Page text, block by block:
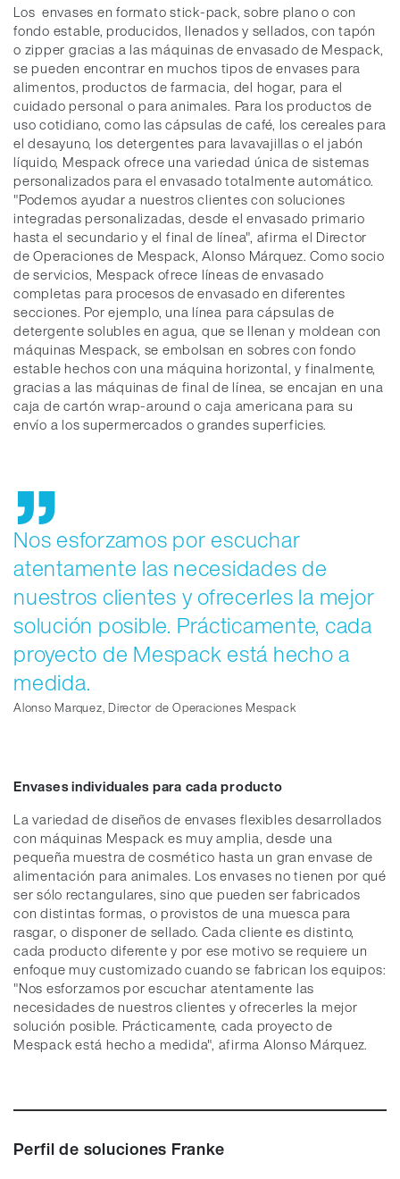
Los envases en formato stick-pack, sobre plano o con
fondo estable, producidos, llenados y sellados, con tapón
o zipper gracias a las máquinas de envasado de Mespack,
se pueden encontrar en muchos tipos de envases para
alimentos, productos de farmacia, del hogar, para el
cuidado personal o para animales. Para los productos de
uso cotidiano, como las cápsulas de café, los cereales para
el desayuno, los detergentes para lavavajillas o el jabón
líquido, Mespack ofrece una variedad única de sistemas
personalizados para el envasado totalmente automático.
"Podemos ayudar a nuestros clientes con soluciones
integradas personalizadas, desde el envasado primario
hasta el secundario y el final de línea", afirma el Director
de Operaciones de Mespack, Alonso Márquez. Como socio
de servicios, Mespack ofrece líneas de envasado
completas para procesos de envasado en diferentes
secciones. Por ejemplo, una línea para cápsulas de
detergente solubles en agua, que se llenan y moldean con
máquinas Mespack, se embolsan en sobres con fondo
estable hechos con una máquina horizontal, y finalmente,
gracias a las máquinas de final de línea, se encajan en una
caja de cartón wrap-around o caja americana para su
envío a los supermercados o grandes superficies.
Nos esforzamos por escuchar
atentamente las necesidades de
nuestros clientes y ofrecerles la mejor
solución posible. Prácticamente, cada
proyecto de Mespack está hecho a
medida.
Alonso Marquez, Director de Operaciones Mespack
Envases individuales para cada producto
La variedad de diseños de envases flexibles desarrollados
con máquinas Mespack es muy amplia, desde una
pequeña muestra de cosmético hasta un gran envase de
alimentación para animales. Los envases no tienen por qué
ser sólo rectangulares, sino que pueden ser fabricados
con distintas formas, o provistos de una muesca para
rasgar, o disponer de sellado. Cada cliente es distinto,
cada producto diferente y por ese motivo se requiere un
enfoque muy customizado cuando se fabrican los equipos:
"Nos esforzamos por escuchar atentamente las
necesidades de nuestros clientes y ofrecerles la mejor
solución posible. Prácticamente, cada proyecto de
Mespack está hecho a medida", afirma Alonso Márquez.
Perfil de soluciones Franke